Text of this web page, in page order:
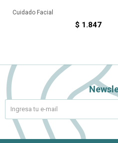
Cuidado Facial
$ 1.847